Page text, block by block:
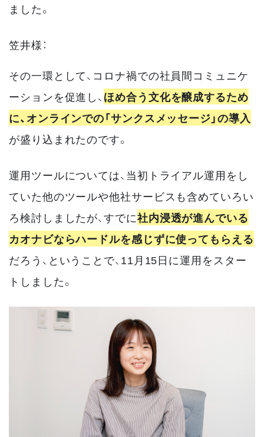
ました。
笠井様：
その一環として、コロナ禍での社員間コミュニケ
ーションを促進し、ほめ合う文化を醸成するため
に、オンラインでの「サンクスメッセージ」の導入
が盛り込まれたのです。
運用ツールについては、当初トライアル運用をし
ていた他のツールや他社サービスも含めていろい
ろ検討しましたが、すでに社内浸透が進んでいる
カオナビならハードルを感じずに使ってもらえる
だろう、ということで、11月15日に運用をスター
トしました。